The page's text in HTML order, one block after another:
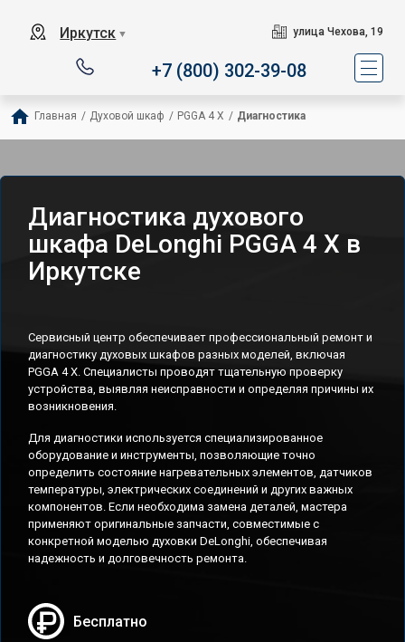
Иркутск ▼ улица Чехова, 19
+7 (800) 302-39-08
Главная / Духовой шкаф / PGGA 4 X / Диагностика
Диагностика духового
шкафа DeLonghi PGGA 4 X в
Иркутске
Сервисный центр обеспечивает профессиональный ремонт и
диагностику духовых шкафов разных моделей, включая
PGGA 4 X. Специалисты проводят тщательную проверку
устройства, выявляя неисправности и определяя причины их
возникновения.
Для диагностики используется специализированное
оборудование и инструменты, позволяющие точно
определить состояние нагревательных элементов, датчиков
температуры, электрических соединений и других важных
компонентов. Если необходима замена деталей, мастера
применяют оригинальные запчасти, совместимые с
конкретной моделью духовки DeLonghi, обеспечивая
надежность и долговечность ремонта.
Бесплатно